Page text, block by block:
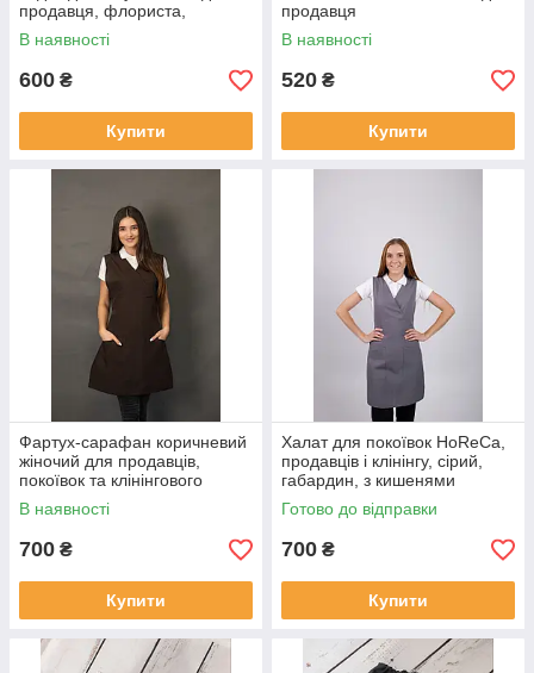
продавця, флориста,
прибиральниці та HoReCa
чорний
В наявності
600 ₴
Купити
продавця
В наявності
520 ₴
Купити
Фартух-сарафан коричневий
жіночий для продавців,
покоївок та клінінгового
персоналу HoReCa
В наявності
700 ₴
Купити
Халат для покоївок HoReCa,
продавців і клінінгу, сірий,
габардин, з кишенями
Готово до відправки
700 ₴
Купити